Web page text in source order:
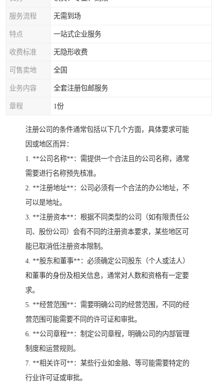
服务流程 无需到场
特点 一站式企业服务
收费标准 无隐形收费
可售卖地 全国
业务内容 全套注册包邮服务
章程 1份
注册公司的条件通常包括以下几个方面，具体要求可能
因或地区而异：
1. **公司名称**：需提供一个合法且的公司名称，通常
需要进行名称预先核准。
2. **注册地址**：公司必须有一个合法的办公地址，不
可以是地址。
3. **注册资本**：根据不同类型的公司（如有限责任公
司、股份公司）会有不同的注册资本要求，某些地区可
能已取消低注册资本限制。
4. **股东和董事**：必须确定公司股东（个人或法人）
和董事的身份及相关信息，通常对人数和资格有一定要
求。
5. **经营范围**：需要明确公司的经营范围，不同的经
营范围可能需要不同的许可证和审批。
6. **公司章程**：制定公司章程，明确公司的内部管理
制度和运营规则。
7. **相关许可**：某些行业如金融、等可能需要特定的
行业许可证或审批。